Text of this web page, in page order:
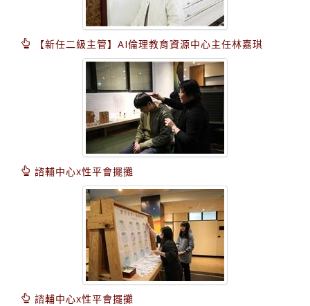
【新任二級主管】AI倫理教育資源中心主任林嘉琪
諮輔中心x性平會擺攤
諮輔中心x性平會擺攤